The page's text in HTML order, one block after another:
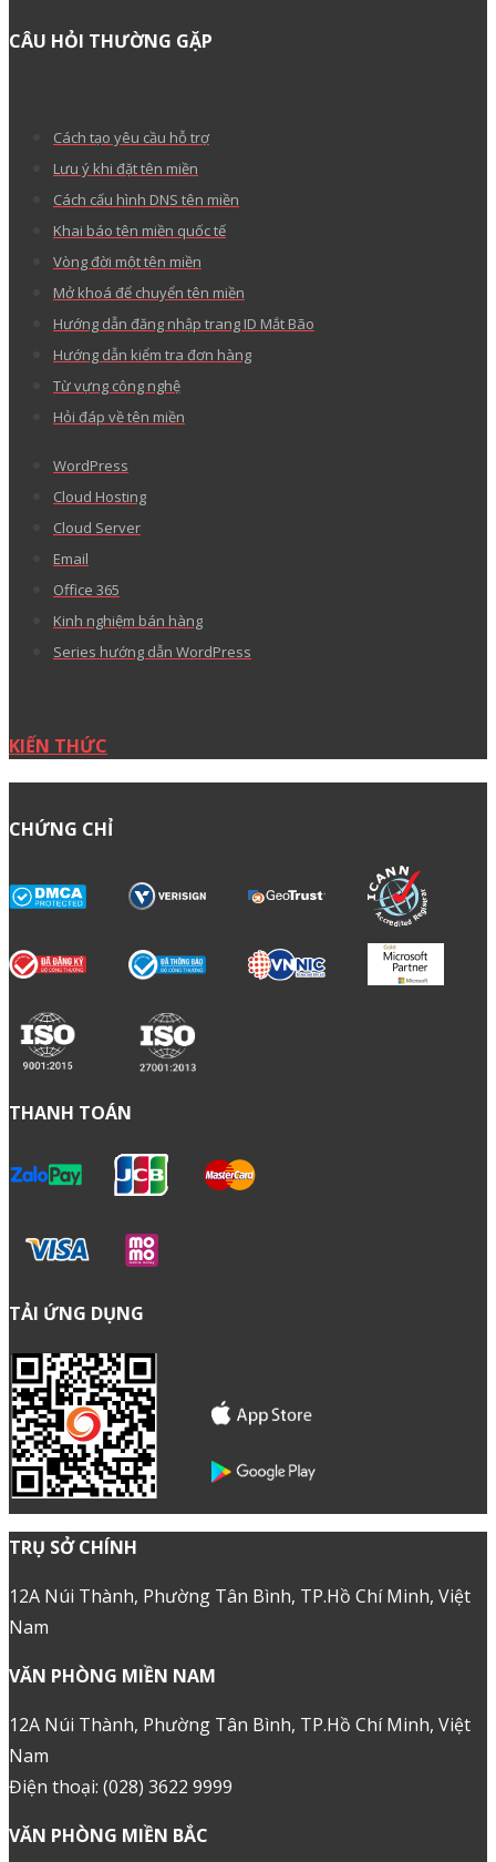
CHỨNG CHỈ
THANH TOÁN
TẢI ỨNG DỤNG
12A Núi Thành, Phường Tân Bình, TP.Hồ Chí Minh, Việt
VĂN PHÒNG MIỀN NAM
12A Núi Thành, Phường Tân Bình, TP.Hồ Chí Minh, Việt
Nam
Điện thoại: (028) 3622 9999
Tầng 5, Tòa Rosary, 89 Lạc Long Quân, Phường Tây Hồ,
Điện thoại: (024) 35 123456
Copyright© Mat Bao Company. All
Reserved.
Sử dụng nội dung ở trang này và dịch vụ
tại Mắt Bão có nghĩa là bạn đồng ý với
Thỏa thuận sử dụngvà
Chính sách bảo
mật
của chúng tôi.
Công ty cổ phần Mắt Bão - Giấy phép kinh
doanh số: 0302712571 cấp ngày
04/09/2002 bởi Sở Kế Hoạch và Đầu Tư Tp.
Hồ Chí Minh.
Giấy phép cung cấp dịch vụ Viễn thông số
247/GP-CVT cấp ngày 08 tháng 05 năm
2018.